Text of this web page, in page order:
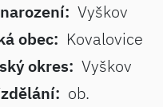
Vyškov
obec: Kovalovice
okres: Vyškov
ob.